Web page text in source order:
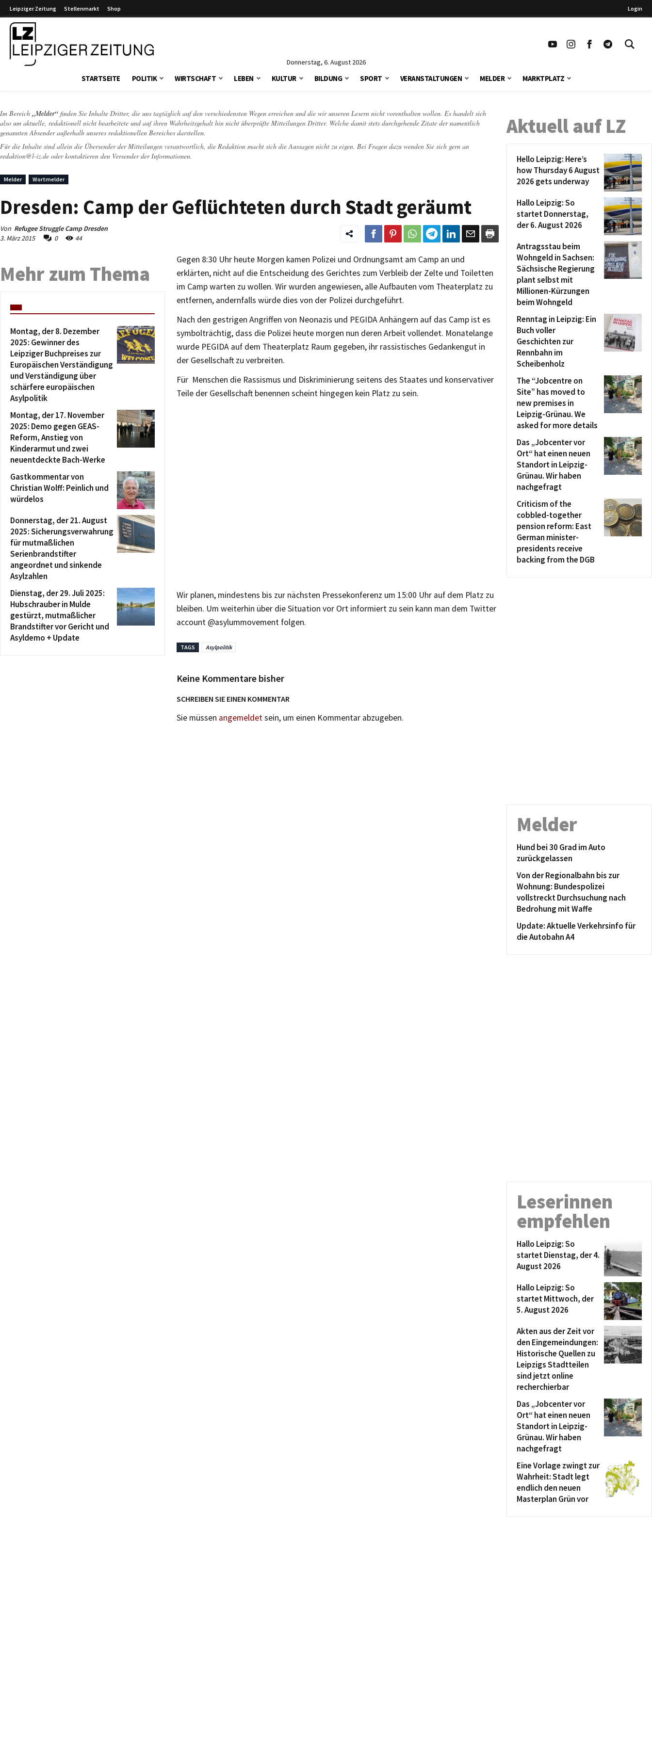
Leipziger Zeitung Stellenmarkt Shop Login
Donnerstag, 6. August 2026
STARTSEITE POLITIK WIRTSCHAFT LEBEN KULTUR BILDUNG SPORT VERANSTALTUNGEN MELDER MARKTPLATZ
Im Bereich „Melder“ finden Sie Inhalte Dritter, die uns tagtäglich auf den verschiedensten Wegen erreichen und die wir unseren Lesern nicht vorenthalten wollen. Es handelt sich
also um aktuelle, redaktionell nicht bearbeitete und auf ihren Wahrheitsgehalt hin nicht überprüfte Mitteilungen Dritter. Welche damit stets durchgehende Zitate der namentlich
genannten Absender außerhalb unseres redaktionellen Bereiches darstellen.
Für die Inhalte sind allein die Übersender der Mitteilungen verantwortlich, die Redaktion macht sich die Aussagen nicht zu eigen. Bei Fragen dazu wenden Sie sich gern an
redaktion@l-iz.de oder kontaktieren den Versender der Informationen.
Melder Wortmelder
Dresden: Camp der Geflüchteten durch Stadt geräumt
Von Refugee Struggle Camp Dresden
3. März 2015
0 44
Gegen 8:30 Uhr heute Morgen kamen Polizei und Ordnungsamt am Camp an und
erklärten, nicht auf die Entscheidung des Gerichtes zum Verbleib der Zelte und Toiletten
im Camp warten zu wollen. Wir wurden angewiesen, alle Aufbauten vom Theaterplatz zu
entfernen, andernfalls würde dies von der Polizei durchgeführt.
Nach den gestrigen Angriffen von Neonazis und PEGIDA Anhängern auf das Camp ist es
symbolträchtig, dass die Polizei heute morgen nun deren Arbeit vollendet. Monatelange
wurde PEGIDA auf dem Theaterplatz Raum gegeben, ihr rassistisches Gedankengut in
der Gesellschaft zu verbreiten.
Für Menschen die Rassismus und Diskriminierung seitens des Staates und konservativer
Teile der Gesellschaft benennen scheint hingegen kein Platz zu sein.
Wir planen, mindestens bis zur nächsten Pressekonferenz um 15:00 Uhr auf dem Platz zu
bleiben. Um weiterhin über die Situation vor Ort informiert zu sein kann man dem Twitter
account @asylummovement folgen.
TAGS Asylpolitik
Keine Kommentare bisher
SCHREIBEN SIE EINEN KOMMENTAR
Sie müssen angemeldetsein, um einen Kommentar abzugeben.
Mehr zum Thema
Montag, der 8. Dezember
2025: Gewinner des
Leipziger Buchpreises zur
Europäischen Verständigung
und Verständigung über
schärfere europäischen
Asylpolitik
Montag, der 17. November
2025: Demo gegen GEAS-
Reform, Anstieg von
Kinderarmut und zwei
neuentdeckte Bach-Werke
Gastkommentar von
Christian Wolff: Peinlich und
würdelos
Donnerstag, der 21. August
2025: Sicherungsverwahrung
für mutmaßlichen
Serienbrandstifter
angeordnet und sinkende
Asylzahlen
Dienstag, der 29. Juli 2025:
Hubschrauber in Mulde
gestürzt, mutmaßlicher
Brandstifter vor Gericht und
Asyldemo + Update
Aktuell auf LZ
Hello Leipzig: Here’s
how Thursday 6 August
2026 gets underway
Hallo Leipzig: So
startet Donnerstag,
der 6. August 2026
Antragsstau beim
Wohngeld in Sachsen:
Sächsische Regierung
plant selbst mit
Millionen-Kürzungen
beim Wohngeld
Renntag in Leipzig: Ein
Buch voller
Geschichten zur
Rennbahn im
Scheibenholz
The “Jobcentre on
Site” has moved to
new premises in
Leipzig-Grünau. We
asked for more details
Das „Jobcenter vor
Ort“ hat einen neuen
Standort in Leipzig-
Grünau. Wir haben
nachgefragt
Criticism of the
cobbled-together
pension reform: East
German minister-
presidents receive
backing from the DGB
Melder
Hund bei 30 Grad im Auto
zurückgelassen
Von der Regionalbahn bis zur
Wohnung: Bundespolizei
vollstreckt Durchsuchung nach
Bedrohung mit Waffe
Update: Aktuelle Verkehrsinfo für
die Autobahn A4
Leserinnen
empfehlen
Hallo Leipzig: So
startet Dienstag, der 4.
August 2026
Hallo Leipzig: So
startet Mittwoch, der
5. August 2026
Akten aus der Zeit vor
den Eingemeindungen:
Historische Quellen zu
Leipzigs Stadtteilen
sind jetzt online
recherchierbar
Das „Jobcenter vor
Ort“ hat einen neuen
Standort in Leipzig-
Grünau. Wir haben
nachgefragt
Eine Vorlage zwingt zur
Wahrheit: Stadt legt
endlich den neuen
Masterplan Grün vor